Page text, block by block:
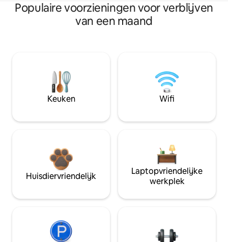
Populaire voorzieningen voor verblijven
van een maand
Keuken Wifi
Huisdiervriendelijk
Laptopvriendelijke
werkplek